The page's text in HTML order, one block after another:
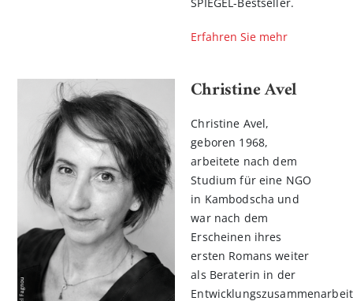
Erfahren Sie mehr
Christine Avel
Christine Avel,
geboren 1968,
arbeitete nach dem
Studium für eine NGO
in Kambodscha und
war nach dem
Erscheinen ihres
ersten Romans weiter
als Beraterin in der
Entwicklungszusammenarbeit